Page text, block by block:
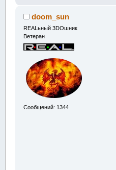
doom_sun
REALьный 3DOшник
Ветеран
Сообщений: 1344